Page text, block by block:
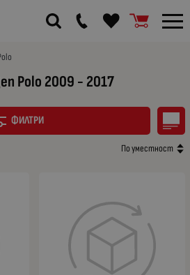
Polo 2009 - 2017
ФИЛТРИ
По уместност